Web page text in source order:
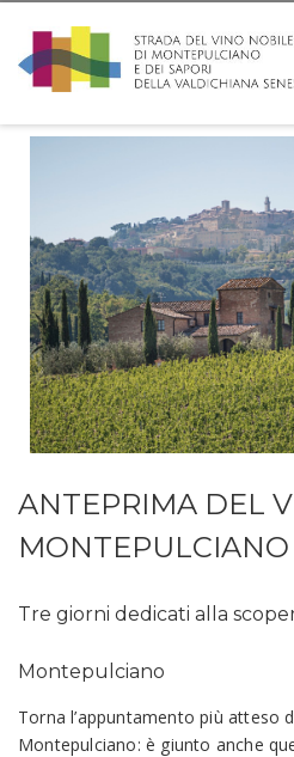
ANTEPRIMA DEL
Tre giorni dedicati alla
Montepulciano
Torna l’appuntamento più atteso
Montepulciano: è giunto anche